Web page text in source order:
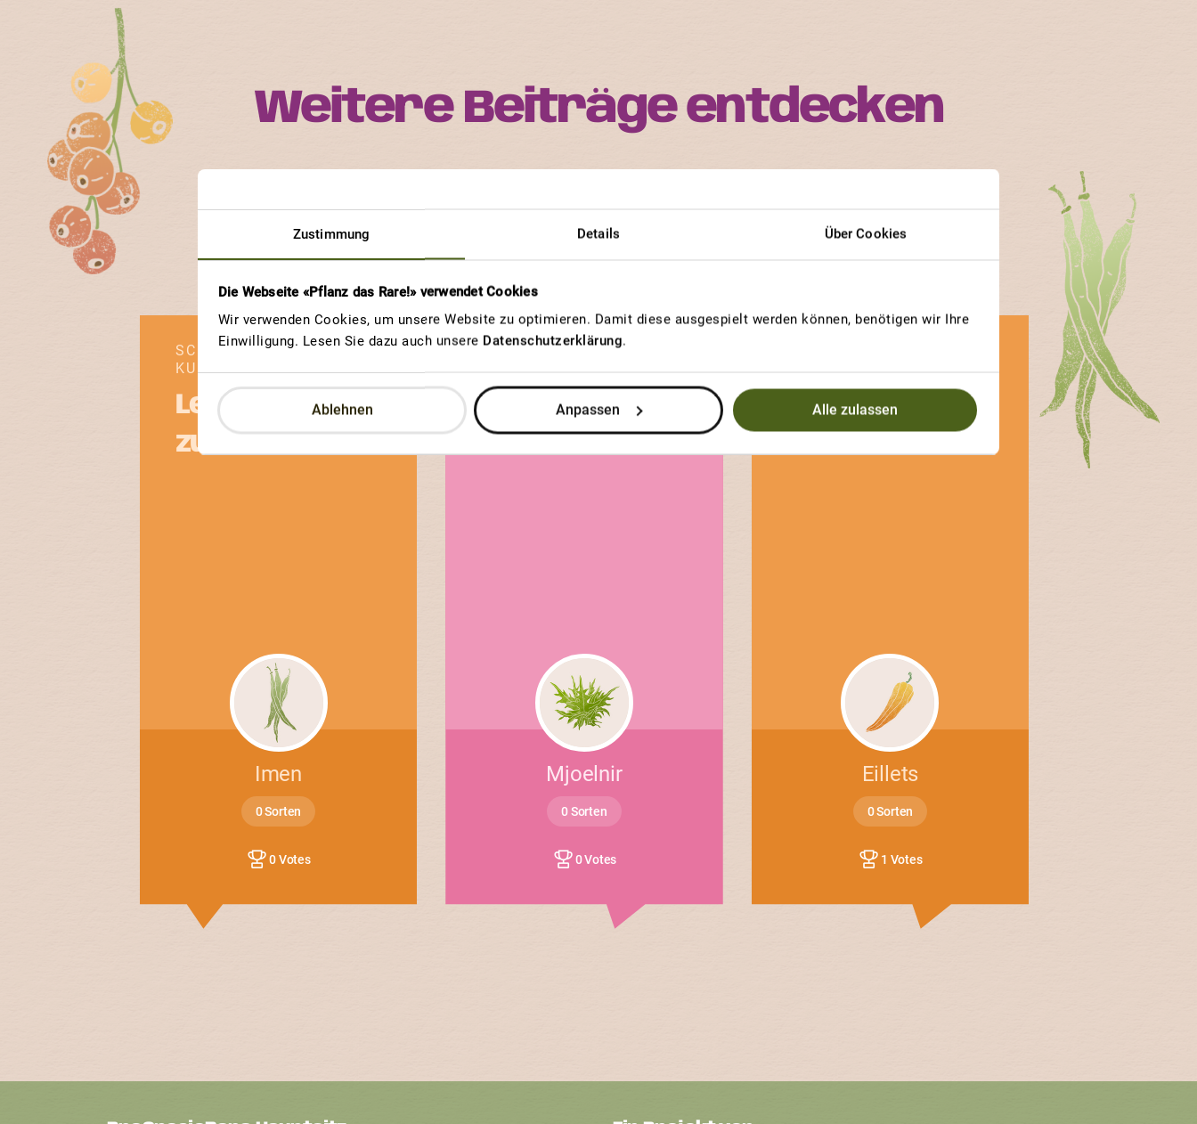
Zustimmung Details Über Cookies
Die Webseite «Pflanz das Rare!» verwendet Cookies
Wir verwenden Cookies, um unsere Website zu optimieren. Damit diese ausgespielt werden können, benötigen wir Ihre
Einwilligung. Lesen Sie dazu auch unsere Datenschutzerklärung.
Ablehnen Anpassen Alle zulassen
Weitere Beiträge entdecken
Erfahre, an welchen Sorten und an welchen Eigenschaften andere Gärtnerinnen und Gärtner besonders
viel Freude haben.
SCHWARZE
KURZTRAUBIGE ZÜRICH
Le cassis de
zurich
Imen
0 Sorten
0 Votes
BERNER ROSE
Beste Tomate
Mjoelnir
0 Sorten
0 Votes
Es wuchert
Eillets
0 Sorten
1 Votes